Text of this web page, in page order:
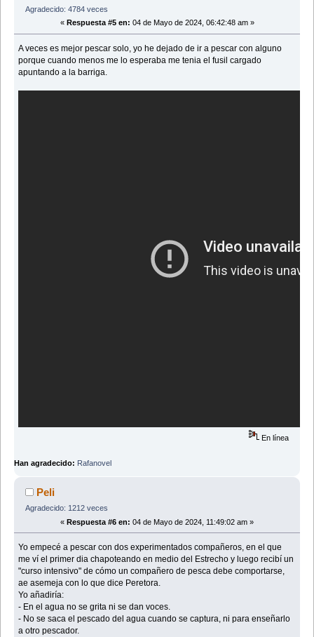
Agradecido: 4784 veces
« Respuesta #5 en: 04 de Mayo de 2024, 06:42:48 am »
A veces es mejor pescar solo, yo he dejado de ir a pescar con alguno
porque cuando menos me lo esperaba me tenia el fusil cargado
apuntando a la barriga.
En línea
Han agradecido: Rafanovel
Peli
Agradecido: 1212 veces
« Respuesta #6 en: 04 de Mayo de 2024, 11:49:02 am »
Yo empecé a pescar con dos experimentados compañeros, en el que
me ví el primer dia chapoteando en medio del Estrecho y luego recibí un
"curso intensivo" de cómo un compañero de pesca debe comportarse,
ae asemeja con lo que dice Peretora.
Yo añadiría:
- En el agua no se grita ni se dan voces.
- No se saca el pescado del agua cuando se captura, ni para enseñarlo
a otro pescador.